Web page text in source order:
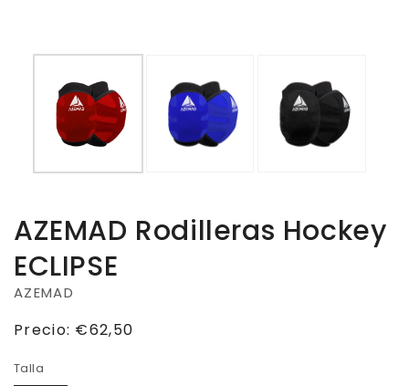
AZEMAD Rodilleras Hockey
ECLIPSE
AZEMAD
Precio
Precio: €62,50
Talla